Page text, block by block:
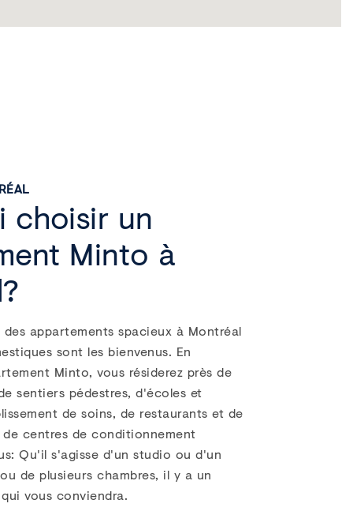
choisir un
Minto à
appartements spacieux à Montréal
sont les bienvenus. En
Minto, vous résiderez près de
sentiers pédestres, d'écoles et
de soins, de restaurants et de
de centres de conditionnement
Qu'il s'agisse d'un studio ou d'un
de plusieurs chambres, il y a un
vous conviendra.